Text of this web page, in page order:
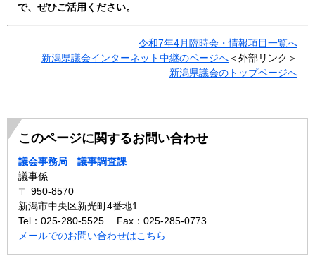
で、ぜひご活用ください。
令和7年4月臨時会・情報項目一覧へ
新潟県議会インターネット中継のページへ＜外部リンク＞
新潟県議会のトップページへ
このページに関するお問い合わせ
議会事務局 議事調査課
議事係
〒 950-8570
新潟市中央区新光町4番地1
Tel：025-280-5525
Fax：025-285-0773
メールでのお問い合わせはこちら